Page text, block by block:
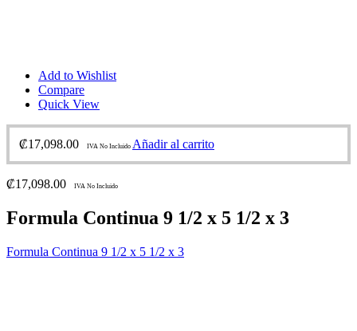
Add to Wishlist
Compare
Quick View
₡17,098.00 IVA No Incluido Añadir al carrito
₡17,098.00 IVA No Incluido
Formula Continua 9 1/2 x 5 1/2 x 3
Formula Continua 9 1/2 x 5 1/2 x 3